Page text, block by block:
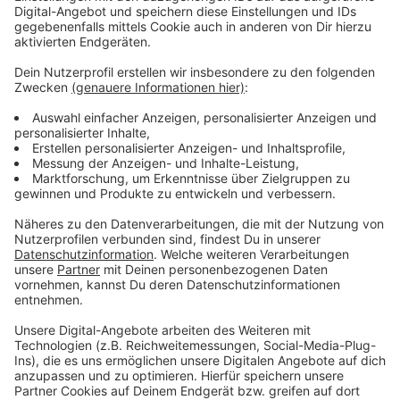
Anzeige
Die Kundgebung am Landtag startet um 14 Uhr. Die
bei uns in Düsseldorf.
Anzeige
Weitere Infos und Links zum Thema:
Anzeige
Infos zur Verkehrswende
Immer mehr Menschen in unserer Stadt schwingen